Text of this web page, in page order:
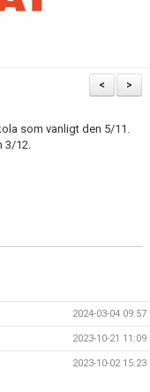
>
<
som vanligt den 5/11.
3/12.
2024-03-04 09:57
2023-10-21 11:09
2023-10-02 15:23